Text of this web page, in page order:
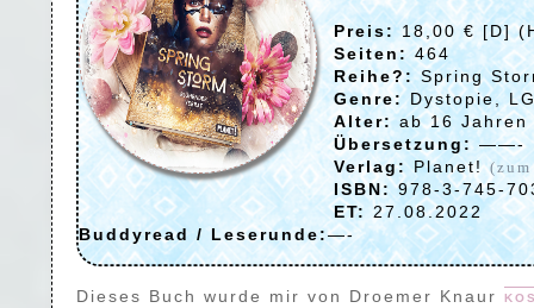
Preis: 18,00 € [D]
Seiten: 464
Reihe?: Spring
Genre:Dystopie,
Alter:ab 16 Jahren
Übersetzung:——-
Verlag: Planet!
ISBN:978-3-745-
ET: 27.08.2022
Buddyread / Leserunde:—-
Dieses Buch wurde mir von Droemer Knaur